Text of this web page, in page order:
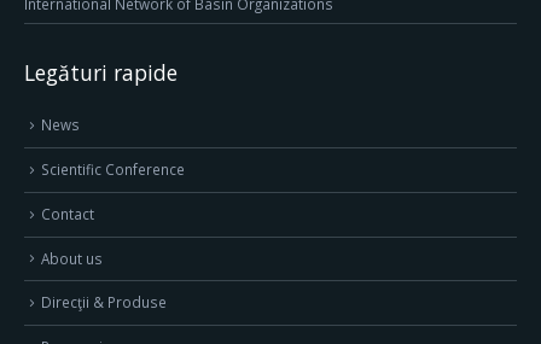
Legături rapide
News
Scientific Conference
Contact
About us
Direcţii & Produse